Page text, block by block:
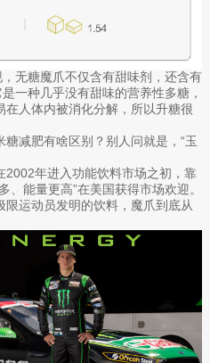
无糖魔爪不仅含有甜味剂，还含有
一种几乎没有甜味的营养性多糖，
人体内被消化分解，所以升糖很
减肥有啥区别？别人问就是，“玉
年进入功能饮料市场之初，靠
、能量更高”在美国获得市场欢迎。
运动员发明的饮料，魔爪到底从